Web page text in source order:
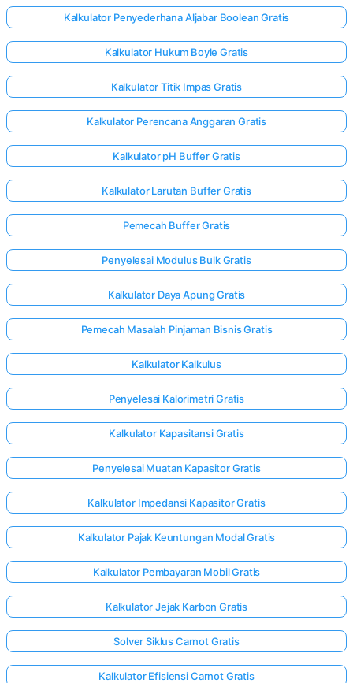
Kalkulator Penyederhana Aljabar Boolean Gratis
Kalkulator Hukum Boyle Gratis
Kalkulator Titik Impas Gratis
Kalkulator Perencana Anggaran Gratis
Kalkulator pH Buffer Gratis
Kalkulator Larutan Buffer Gratis
Pemecah Buffer Gratis
Penyelesai Modulus Bulk Gratis
Kalkulator Daya Apung Gratis
Pemecah Masalah Pinjaman Bisnis Gratis
Kalkulator Kalkulus
Penyelesai Kalorimetri Gratis
Kalkulator Kapasitansi Gratis
Penyelesai Muatan Kapasitor Gratis
Kalkulator Impedansi Kapasitor Gratis
Kalkulator Pajak Keuntungan Modal Gratis
Kalkulator Pembayaran Mobil Gratis
Kalkulator Jejak Karbon Gratis
Solver Siklus Carnot Gratis
Kalkulator Efisiensi Carnot Gratis